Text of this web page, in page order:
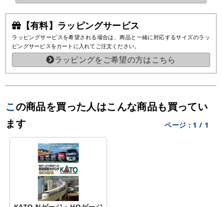
【有料】ラッピングサービス
ラッピングサービスを希望される場合は、商品と一緒に対応するサイズのラッ
ピングサービスをカートに入れてご注文ください。
ラッピングをご希望の方はこちら
この商品を買った人はこんな商品も買ってい
ます
ページ： 1 / 1